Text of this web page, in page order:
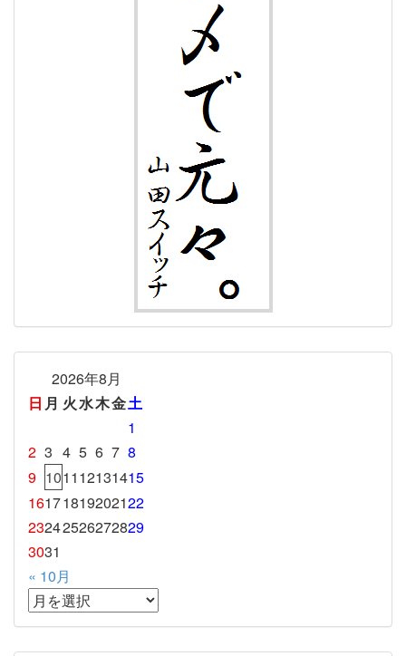
2026年8月
日 月 火水木金土
1
2 3 4 5 6 7 8
9 101112131415
16171819202122
23242526272829
3031
« 10月